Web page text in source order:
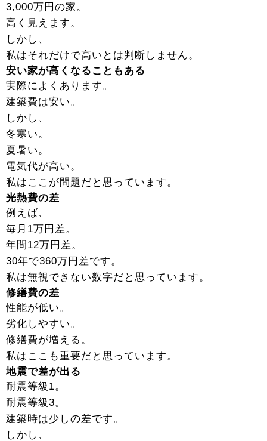
3,000万円の家。
高く見えます。
しかし、
私はそれだけで高いとは判断しません。
安い家が高くなることもある
実際によくあります。
建築費は安い。
しかし、
冬寒い。
夏暑い。
電気代が高い。
私はここが問題だと思っています。
光熱費の差
例えば、
毎月1万円差。
年間12万円差。
30年で360万円差です。
私は無視できない数字だと思っています。
修繕費の差
性能が低い。
劣化しやすい。
修繕費が増える。
私はここも重要だと思っています。
地震で差が出る
耐震等級1。
耐震等級3。
建築時は少しの差です。
しかし、